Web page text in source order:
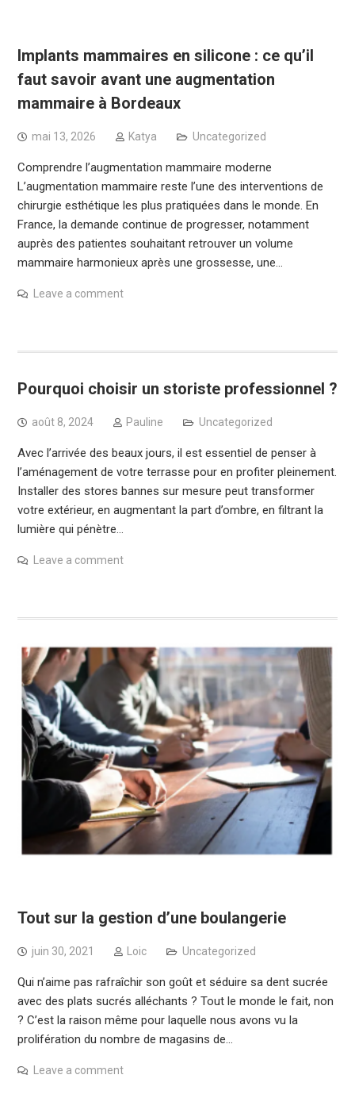
Implants mammaires en silicone : ce qu’il
faut savoir avant une augmentation
mammaire à Bordeaux
mai 13, 2026 Katya Uncategorized
Comprendre l’augmentation mammaire moderne
L’augmentation mammaire reste l’une des interventions de
chirurgie esthétique les plus pratiquées dans le monde. En
France, la demande continue de progresser, notamment
auprès des patientes souhaitant retrouver un volume
mammaire harmonieux après une grossesse, une…
Leave a comment
Pourquoi choisir un storiste professionnel ?
août 8, 2024 Pauline Uncategorized
Avec l’arrivée des beaux jours, il est essentiel de penser à
l’aménagement de votre terrasse pour en profiter pleinement.
Installer des stores bannes sur mesure peut transformer
votre extérieur, en augmentant la part d’ombre, en filtrant la
lumière qui pénètre…
Leave a comment
Tout sur la gestion d’une boulangerie
juin 30, 2021 Loic Uncategorized
Qui n’aime pas rafraîchir son goût et séduire sa dent sucrée
avec des plats sucrés alléchants ? Tout le monde le fait, non
? C’est la raison même pour laquelle nous avons vu la
prolifération du nombre de magasins de…
Leave a comment